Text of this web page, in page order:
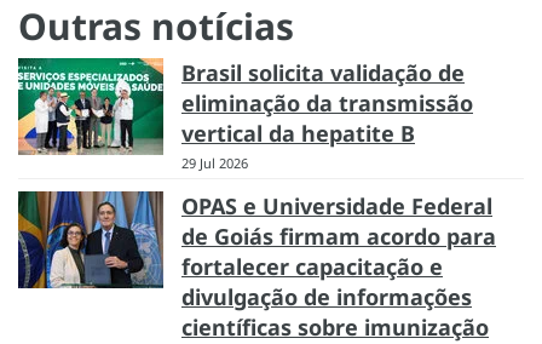
Outras notícias
Brasil solicita validação de
eliminação da transmissão
vertical da hepatite B
29 Jul 2026
OPAS e Universidade Federal
de Goiás firmam acordo para
fortalecer capacitação e
divulgação de informações
científicas sobre imunização